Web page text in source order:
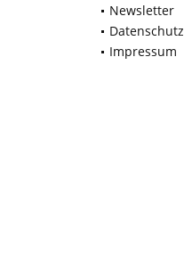
Newsletter
Datenschutz
Impressum